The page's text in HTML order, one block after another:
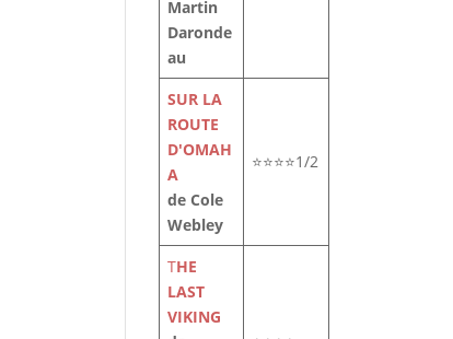
Martin
Daronde
au
SUR LA
ROUTE
D'OMAH
A
de Cole
Webley
⭐⭐⭐⭐1/2
THE
LAST
VIKING